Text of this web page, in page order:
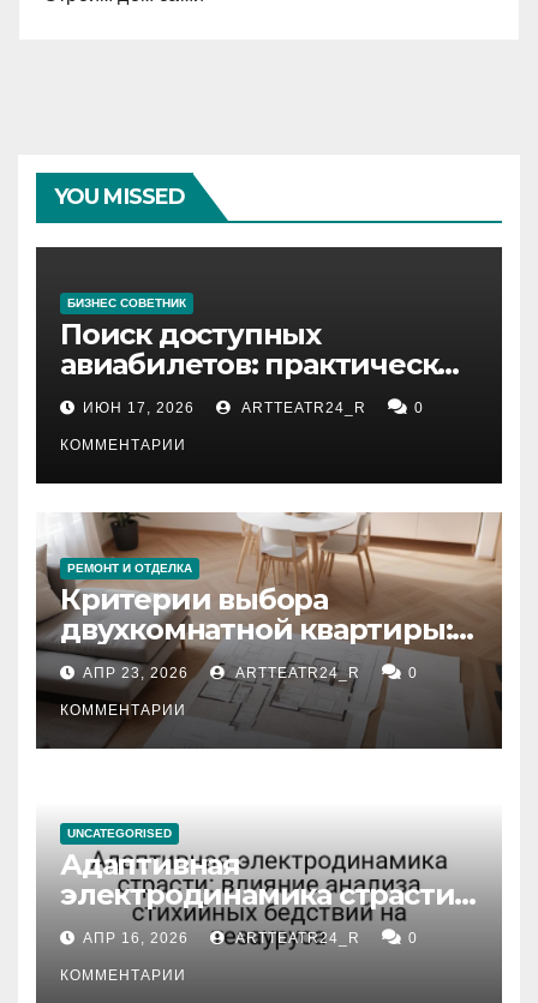
YOU MISSED
БИЗНЕС СОВЕТНИК
Поиск доступных
авиабилетов: практические
рекомендации
ИЮН 17, 2026 ARTTEATR24_R 0
КОММЕНТАРИИ
РЕМОНТ И ОТДЕЛКА
Критерии выбора
двухкомнатной квартиры:
планировка, площадь,
состояние и документация
АПР 23, 2026 ARTTEATR24_R 0
КОММЕНТАРИИ
UNCATEGORISED
Адаптивная
электродинамика страсти:
влияние анализа
стихийных бедствий на
тезауруса
АПР 16, 2026 ARTTEATR24_R 0
КОММЕНТАРИИ